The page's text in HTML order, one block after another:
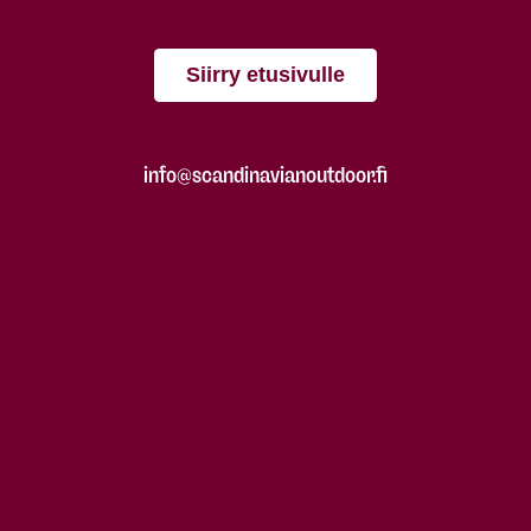
Siirry etusivulle
info@scandinavianoutdoor.fi